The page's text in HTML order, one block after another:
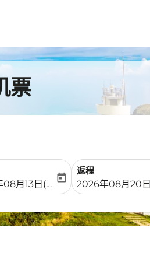
票
departure-date-aria-label
月13日(周四)
today
返程
fc-booking-
2026年08月20日